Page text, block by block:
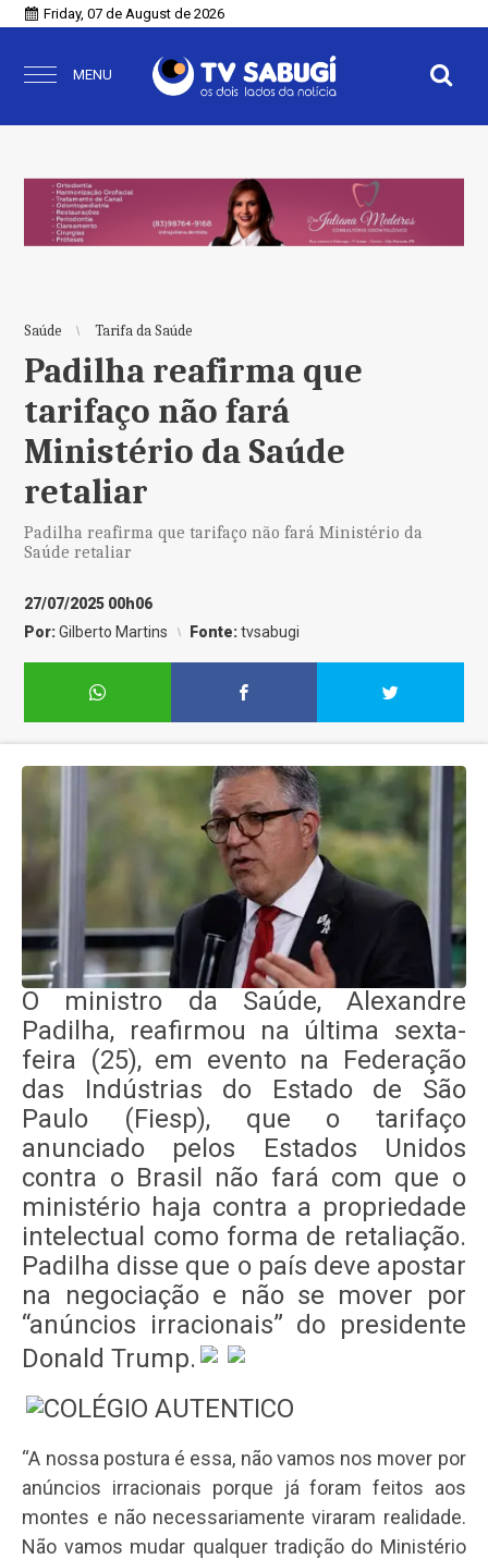
Friday, 07 de August de 2026
MENU
Saúde Tarifa da Saúde
Padilha reafirma que
tarifaço não fará
Ministério da Saúde
retaliar
Padilha reafirma que tarifaço não fará Ministério da
Saúde retaliar
27/07/2025 00h06
Por:Gilberto Martins Fonte:tvsabugi
O ministro da Saúde, Alexandre
Padilha, reafirmou na última sexta-
feira (25), em evento na Federação
das Indústrias do Estado de São
Paulo (Fiesp), que o tarifaço
anunciado pelos Estados Unidos
contra o Brasil não fará com que o
ministério haja contra a propriedade
intelectual como forma de retaliação.
Padilha disse que o país deve apostar
na negociação e não se mover por
“anúncios irracionais” do presidente
Donald Trump.
“A nossa postura é essa, não vamos nos mover por
anúncios irracionais porque já foram feitos aos
montes e não necessariamente viraram realidade.
Não vamos mudar qualquer tradição do Ministério